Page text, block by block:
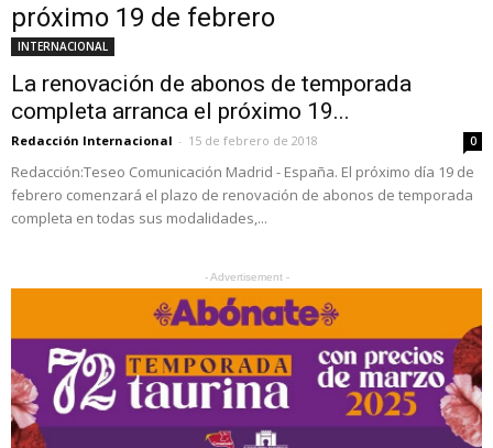
próximo 19 de febrero
INTERNACIONAL
La renovación de abonos de temporada
completa arranca el próximo 19...
Redacción Internacional - 15 de febrero de 2018 0
Redacción:Teseo Comunicación Madrid - España. El próximo día 19 de
febrero comenzará el plazo de renovación de abonos de temporada
completa en todas sus modalidades,...
- Advertisement -